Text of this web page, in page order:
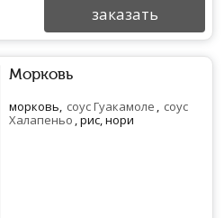
заказать
Морковь
морковь, соус Гуакамоле , соус
Халапеньо , рис, нори